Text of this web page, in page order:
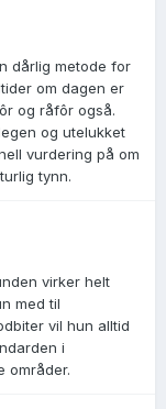
dårlig metode for
om dagen er
og råfôr også.
og utelukket
vurdering på om
tynn.
virker helt
med til
vil hun alltid
i
områder.